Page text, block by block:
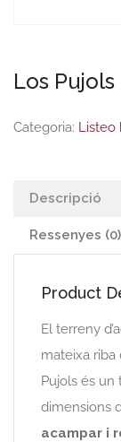
Los Pujols
Categoria: Listeo
Descripció
Ressenyes (0)
Product
El terreny
mateixa riba
Pujols és un
dimensions
acampar i